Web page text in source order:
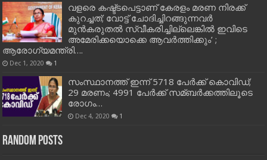
വളരെ കഷ്ട്ടപെട്ടാണ് കേരളം മരണ നിരക്ക്
കുറച്ചത്; വോട്ട് ചോദിച്ചിറങ്ങുന്നവർ
മുൻകരുതൽ സ്വീകരിച്ചില്ലെങ്കിൽ ഇവിടെ
അമേരിക്കയൊക്കെ ആവർത്തിക്കും’ ;
ആരോഗ്യമന്ത്രി….
Dec 1, 2020 1
സംസ്ഥാനത്ത് ഇന്ന് 5718 പേര്‍ക്ക് കൊവിഡ്;
29 മരണം; 4991 പേര്‍ക്ക് സമ്ബര്‍ക്കത്തിലൂടെ
രോഗം…
Dec 4, 2020 1
Random Posts